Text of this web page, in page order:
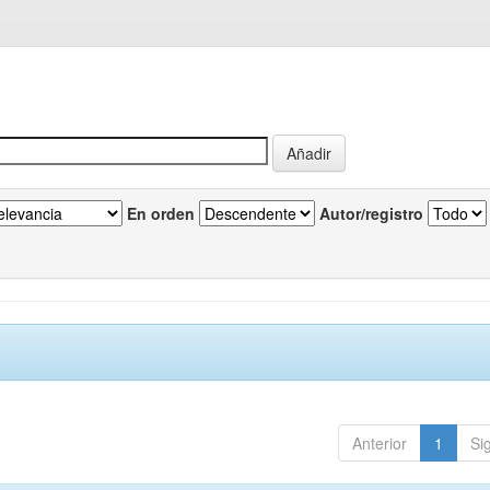
En orden Autor/registro
Anterior 1